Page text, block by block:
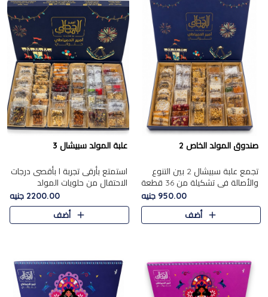
صندوق المولد الخاص 2
تجمع علبة سبيشال 2 بين التنوع
والأصالة في تشكيلة من 36 قطعة
تضم أشهر حلويات المولد الشرقية.
تحتوي العلبة على الجزرية بالفول،
والجزرية بالبن..
950.00 جنيه
أضف
علبة المولد سبيشال 3
استمتع بأرقى تجربة ا بأقصى درجات
الاحتفال من حلويات المولد
المصريه الأصيلة مع هذه الفخامة
مع علبة سبيشال 3 التي تضم 56
قطعة من تشكيلة استثن..
2200.00 جنيه
أضف